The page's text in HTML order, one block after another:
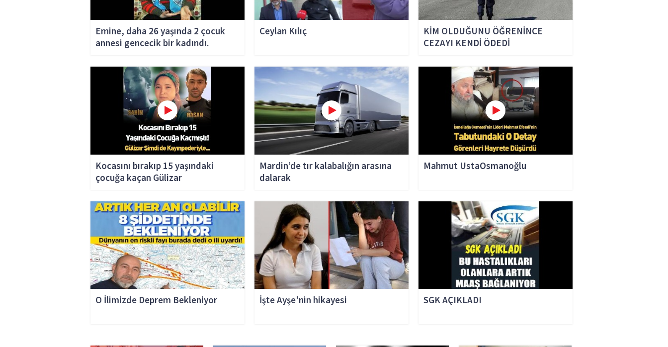
Emine, daha 26 yaşında 2 çocuk
annesi gencecik bir kadındı.
Ceylan Kılıç
KİM OLDUĞUNU ÖĞRENİNCE
CEZAYI KENDİ ÖDEDİ
Kocasını bırakıp 15 yaşındaki
çocuğa kaçan Gülizar
Mardin’de tır kalabalığın arasına
dalarak
Mahmut UstaOsmanoğlu
O İlimizde Deprem Bekleniyor İşte Ayşe'nin hikayesi SGK AÇIKLADI